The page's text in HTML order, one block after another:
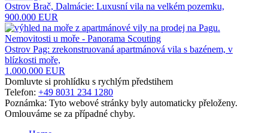
Ostrov Brač, Dalmácie: Luxusní vila na velkém pozemku,
900.000 EUR
Ostrov Pag: zrekonstruovaná apartmánová vila s bazénem, ​​v
blízkosti moře,
1.000.000 EUR
Domluvte si prohlídku s rychlým předstihem
Telefon: +49 8031 234 1280
Poznámka: Tyto webové stránky byly automaticky přeloženy.
Omlouváme se za případné chyby.